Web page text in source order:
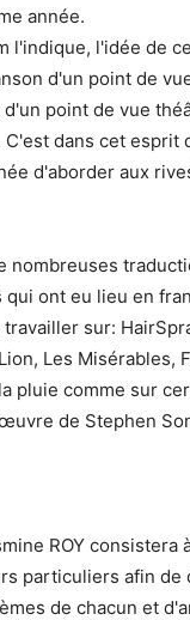
année.
l'indique, l'idée de
d'un point de
d'un point de vue
dans cet esprit
d'aborder aux
nombreuses
ont eu lieu en
sur:
Les Misérables,
pluie comme sur
de Stephen
ROY consistera
particuliers afin de
de chacun et